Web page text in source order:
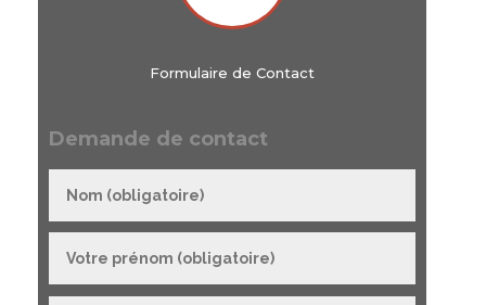
Formulaire de Contact
Demande de contact